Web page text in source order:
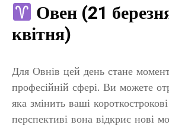
Овен (21
квітня)
Для Овнів цей день стане
професійній сфері. Ви можете
яка змінить ваші
перспективі вона відкриє нові